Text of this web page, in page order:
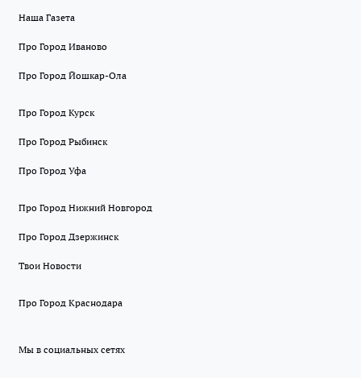
Наша Газета
Про Город Иваново
Про Город Йошкар-Ола
Про Город Курск
Про Город Рыбинск
Про Город Уфа
Про Город Нижний Новгород
Про Город Дзержинск
Твои Новости
Про Город Краснодара
Мы в социальных сетях